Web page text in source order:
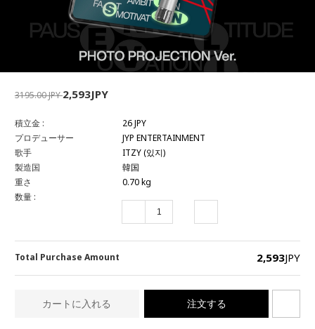
3195.00 JPY2,593JPY
積立金 :
26 JPY
プロデューサー
JYP ENTERTAINMENT
歌手
ITZY (있지)
製造国
韓国
重さ
0.70 kg
数量 :
Total Purchase Amount 2,593JPY
カートに入れる 注文する